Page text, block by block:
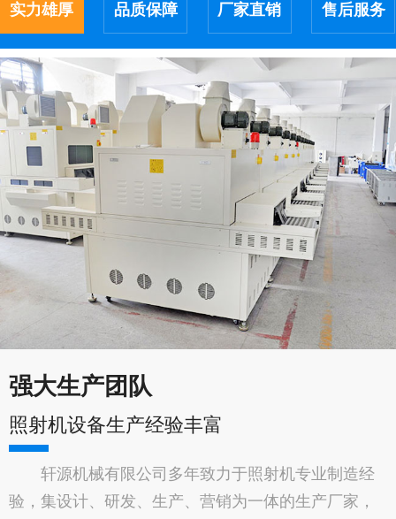
实力雄厚 品质保障 厂家直销 售后服务
强大生产团队
照射机设备生产经验丰富
轩源机械有限公司多年致力于照射机专业制造经
验，集设计、研发、生产、营销为一体的生产厂家，